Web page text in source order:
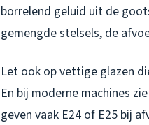
borrelend geluid uit de
gemengde stelsels, de
Let ook op vettige glazen
En bij moderne machines
geven vaak E24 of E25 bij